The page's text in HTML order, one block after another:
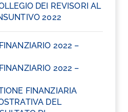
DEI REVISORI AL
2022
2022 –
2022 –
FINANZIARIA
DEL